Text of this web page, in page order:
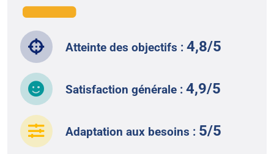
Atteinte des objectifs : 4,8/5
Satisfaction générale : 4,9/5
Adaptation aux besoins : 5/5